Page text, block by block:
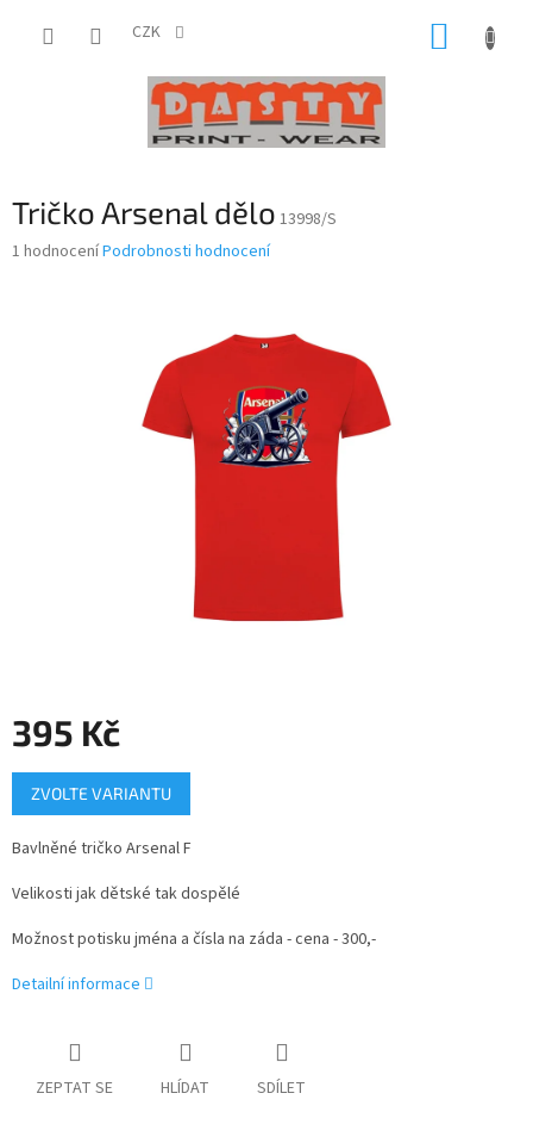
CZK
Tričko Arsenal dělo 13998/S
Průměrné
1 hodnoceníPodrobnosti hodnocení
395 Kč
Měrná
cena:
ZVOLTE VARIANTU
Bavlněné tričko Arsenal F
Velikosti jak dětské tak dospělé
Možnost potisku jména a čísla na záda - cena - 300,-
Detailní informace
ZEPTAT SE HLÍDAT SDÍLET